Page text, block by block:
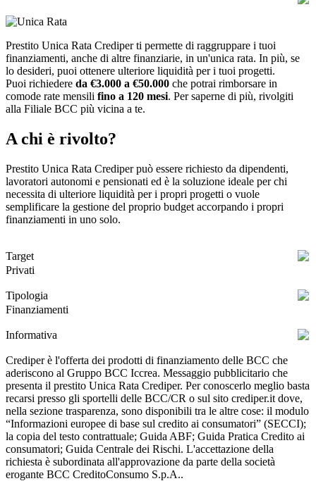
Prestito Unica Rata Crediper ti permette di raggruppare i tuoi
finanziamenti, anche di altre finanziarie, in un'unica rata. In più, se
lo desideri, puoi ottenere ulteriore liquidità per i tuoi progetti.
Puoi richiedere da €3.000 a €50.000 che potrai rimborsare in
comode rate mensili fino a 120 mesi. Per saperne di più, rivolgiti
alla Filiale BCC più vicina a te.
A chi è rivolto?
Prestito Unica Rata Crediper può essere richiesto da dipendenti,
lavoratori autonomi e pensionati ed è la soluzione ideale per chi
necessita di ulteriore liquidità per i propri progetti o vuole
semplificare la gestione del proprio budget accorpando i propri
finanziamenti in uno solo.
Target
Privati
Tipologia
Finanziamenti
Informativa
Crediper è l'offerta dei prodotti di finanziamento delle BCC che
aderiscono al Gruppo BCC Iccrea. Messaggio pubblicitario che
presenta il prestito Unica Rata Crediper. Per conoscerlo meglio basta
recarsi presso gli sportelli delle BCC/CR o sul sito crediper.it dove,
nella sezione trasparenza, sono disponibili tra le altre cose: il modulo
“Informazioni europee di base sul credito ai consumatori” (SECCI);
la copia del testo contrattuale; Guida ABF; Guida Pratica Credito ai
consumatori; Guida Centrale dei Rischi. L'accettazione della
richiesta è subordinata all'approvazione da parte della società
erogante BCC CreditoConsumo S.p.A..